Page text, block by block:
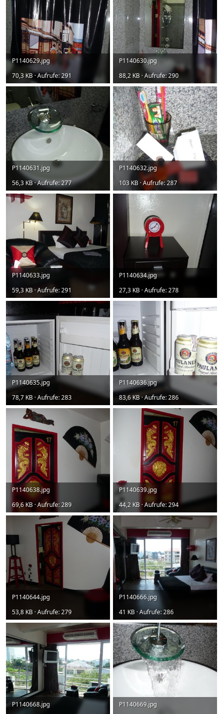
P1140629.jpg
70,3 KB · Aufrufe: 291
P1140630.jpg
88,2 KB · Aufrufe: 290
P1140631.jpg
56,3 KB · Aufrufe: 277
P1140632.jpg
103 KB · Aufrufe: 287
P1140633.jpg
59,3 KB · Aufrufe: 291
P1140634.jpg
27,3 KB · Aufrufe: 278
P1140635.jpg
78,7 KB · Aufrufe: 283
P1140636.jpg
83,6 KB · Aufrufe: 286
P1140638.jpg
69,6 KB · Aufrufe: 289
P1140639.jpg
44,2 KB · Aufrufe: 294
P1140644.jpg
53,8 KB · Aufrufe: 279
P1140666.jpg
41 KB · Aufrufe: 286
P1140668.jpg
P1140669.jpg